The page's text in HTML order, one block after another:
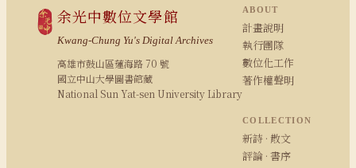
余光中數位文學館
Kwang-Chung Yu's Digital Archives
高雄市鼓山區蓮海路 70 號
國立中山大學圖書館藏
National Sun Yat-sen University Library
ABOUT
計畫說明
執行團隊
數位化工作
著作權聲明
COLLECTION
新詩 · 散文
評論 · 書序